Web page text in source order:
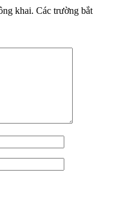
khai. Các trường bắt